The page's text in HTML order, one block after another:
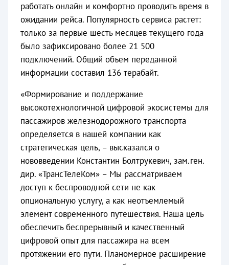
работать онлайн и комфортно проводить время в
ожидании рейса. Популярность сервиса растет:
только за первые шесть месяцев текущего года
было зафиксировано более 21 500
подключений. Общий объем переданной
информации составил 136 терабайт.
«Формирование и поддержание
высокотехнологичной цифровой экосистемы для
пассажиров железнодорожного транспорта
определяется в нашей компании как
стратегическая цель, – высказался о
нововведении Константин Болтрукевич, зам.ген.
дир. «ТрансТелеКом» – Мы рассматриваем
доступ к беспроводной сети не как
опциональную услугу, а как неотъемлемый
элемент современного путешествия. Наша цель
обеспечить беспрерывный и качественный
цифровой опыт для пассажира на всем
протяжении его пути. Планомерное расширение